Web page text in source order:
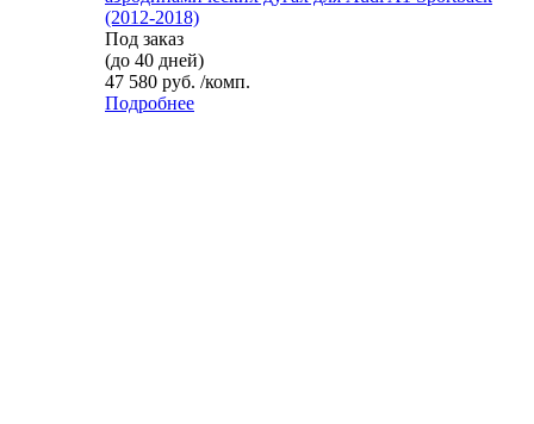
(2012-2018)
Под заказ
(до 40 дней)
47 580 руб. /комп.
Подробнее